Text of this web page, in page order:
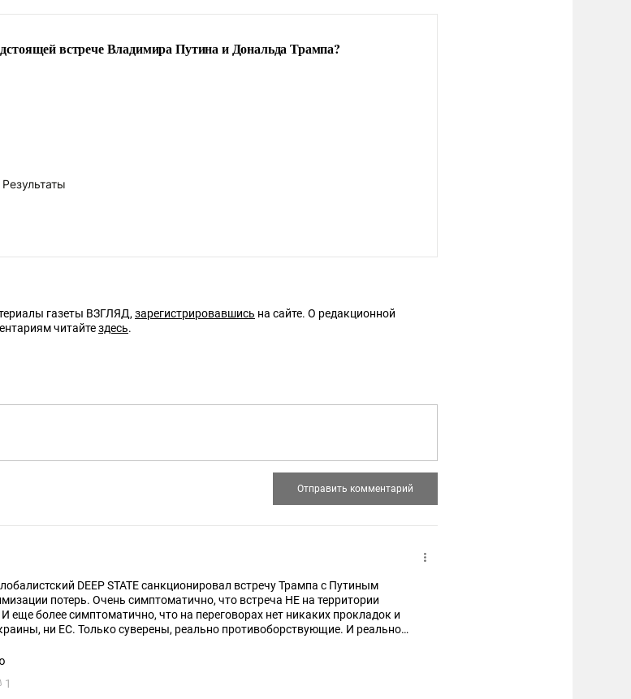
встрече Владимира Путина и Дональда Трампа?
Результаты
газеты ВЗГЛЯД,зарегистрировавшись на сайте. О редакционной
читайтездесь.
DEEP STATE санкционировал встречу Трампа с Путиным
потерь. Очень симптоматично, что встреча НЕ на территории
еще более симптоматично, что на переговорах нет никаких прокладок и
противоборствующие. И реально
прокладками не переговаривается.
1